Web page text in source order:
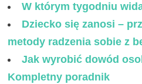
W którym tygodniu
Dziecko się zanosi –
metody radzenia sobie z
Jak wyrobić dowód
Kompletny poradnik